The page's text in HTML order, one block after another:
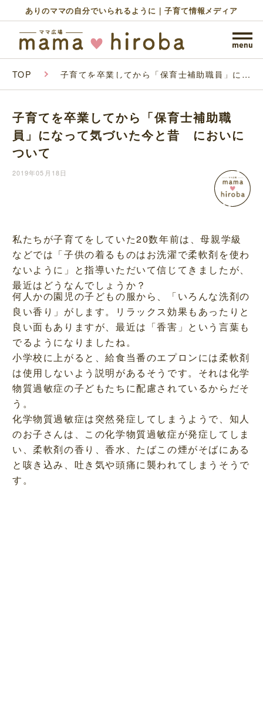
ありのママの自分でいられるように｜子育て情報メディア
TOP 子育てを卒業してから「保育士補助職員」にな
子育てを卒業してから「保育士補助職
員」になって気づいた今と昔 においに
ついて
2019年05月18日
私たちが子育てをしていた20数年前は、母親学級
などでは「子供の着るものはお洗濯で柔軟剤を使わ
ないように」と指導いただいて信じてきましたが、
最近はどうなんでしょうか？
何人かの園児の子どもの服から、「いろんな洗剤の
良い香り」がします。リラックス効果もあったりと
良い面もありますが、最近は「香害」という言葉も
でるようになりましたね。
小学校に上がると、給食当番のエプロンには柔軟剤
は使用しないよう説明があるそうです。それは化学
物質過敏症の子どもたちに配慮されているからだそ
う。
化学物質過敏症は突然発症してしまうようで、知人
のお子さんは、この化学物質過敏症が発症してしま
い、柔軟剤の香り、香水、たばこの煙がそばにある
と咳き込み、吐き気や頭痛に襲われてしまうそうで
す。